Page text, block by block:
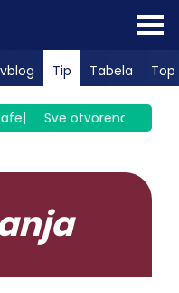
Tip Tabela Top
Sve otvoreno posle